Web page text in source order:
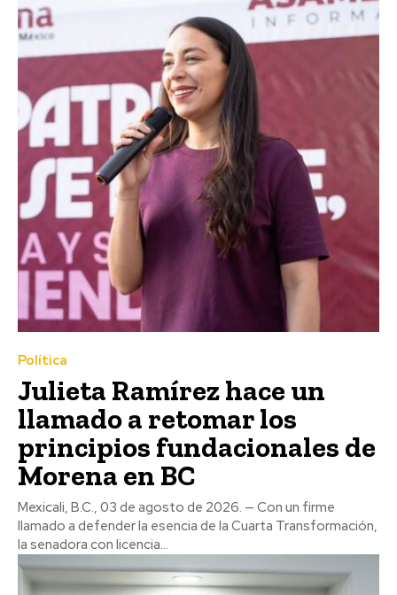
Política
Julieta Ramírez hace un
llamado a retomar los
principios fundacionales de
Morena en BC
Mexicali, B.C., 03 de agosto de 2026. — Con un firme
llamado a defender la esencia de la Cuarta Transformación,
la senadora con licencia...